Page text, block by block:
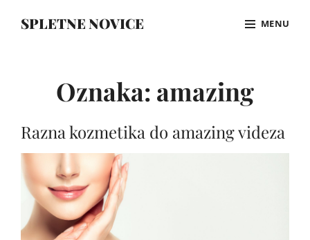
SPLETNE NOVICE MENU
Oznaka: amazing
Razna kozmetika do amazing videza